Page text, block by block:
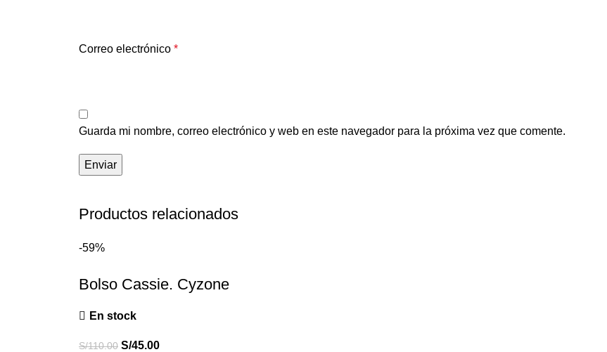
Correo electrónico *
Guarda mi nombre, correo electrónico y web en este navegador para la próxima vez que comente.
Productos relacionados
-59%
Bolso Cassie. Cyzone
En stock
S/110.00 S/45.00